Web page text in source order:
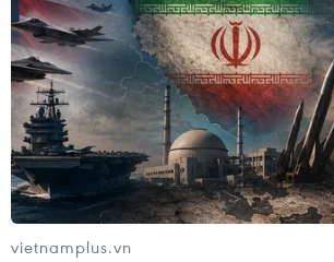
cao phải tương xứng với chất lượng
giáo dục
10/08/2026 04:36
Bắt giữ 4 đối tượng trộm
dùng súng tự chế tấn công công an
10/08/2026 04:36
vietnamplus.vn